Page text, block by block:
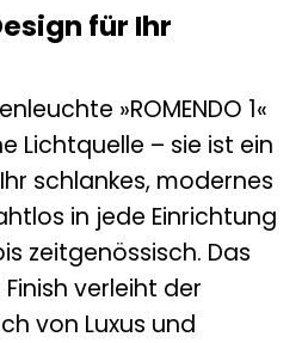
für Ihr
»ROMENDO 1«
Lichtquelle – sie ist ein
schlankes, modernes
in jede Einrichtung
zeitgenössisch. Das
verleiht der
von Luxus und